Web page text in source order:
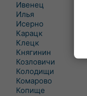
Ивенец
Илья
Исерно
Карацк
Клецк
Княгинин
Козловичи
Колодищи
Комарово
Копище